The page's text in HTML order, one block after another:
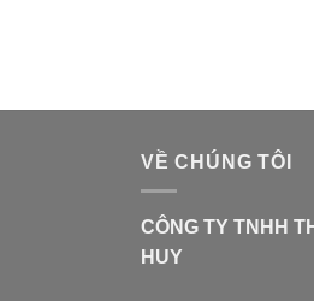
VỀ CHÚNG TÔI
CÔNG TY TNHH
HUY